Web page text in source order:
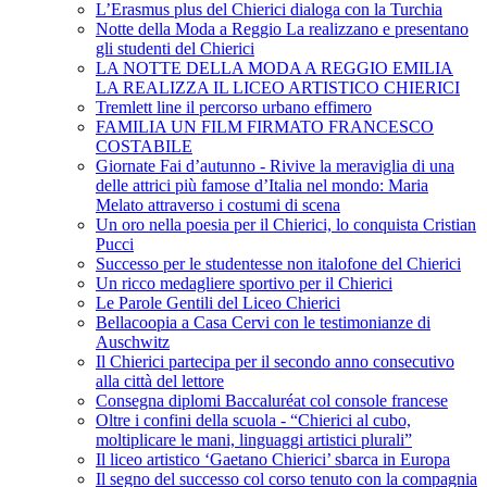
L’Erasmus plus del Chierici dialoga con la Turchia
Notte della Moda a Reggio La realizzano e presentano
gli studenti del Chierici
LA NOTTE DELLA MODA A REGGIO EMILIA
LA REALIZZA IL LICEO ARTISTICO CHIERICI
Tremlett line il percorso urbano effimero
FAMILIA UN FILM FIRMATO FRANCESCO
COSTABILE
Giornate Fai d’autunno - Rivive la meraviglia di una
delle attrici più famose d’Italia nel mondo: Maria
Melato attraverso i costumi di scena
Un oro nella poesia per il Chierici, lo conquista Cristian
Pucci
Successo per le studentesse non italofone del Chierici
Un ricco medagliere sportivo per il Chierici
Le Parole Gentili del Liceo Chierici
Bellacoopia a Casa Cervi con le testimonianze di
Auschwitz
Il Chierici partecipa per il secondo anno consecutivo
alla città del lettore
Consegna diplomi Baccaluréat col console francese
Oltre i confini della scuola - “Chierici al cubo,
moltiplicare le mani, linguaggi artistici plurali”
Il liceo artistico ‘Gaetano Chierici’ sbarca in Europa
Il segno del successo col corso tenuto con la compagnia